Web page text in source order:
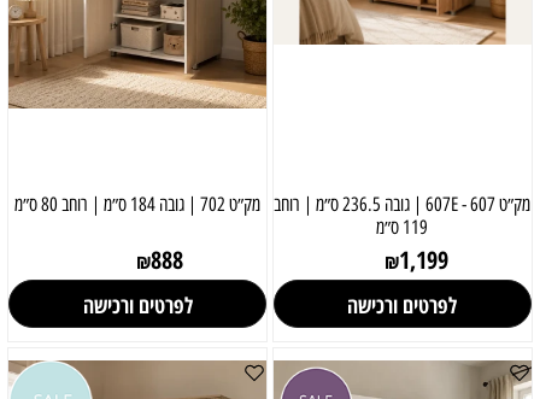
מק״ט 607 - 607E | גובה 236.5 ס״מ | רוחב
119 ס״מ
₪1,199
לפרטים ורכישה
מק״ט 702 | גובה 184 ס״מ | רוחב 80 ס״מ
₪888
לפרטים ורכישה